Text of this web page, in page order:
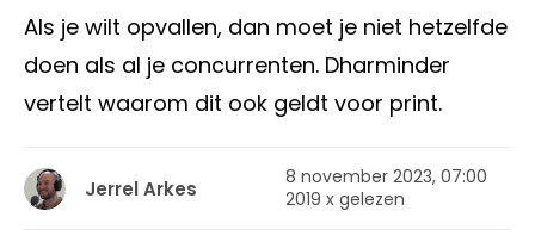
Als je wilt opvallen, dan moet je niet hetzelfde
doen als al je concurrenten. Dharminder
vertelt waarom dit ook geldt voor print.
Jerrel Arkes
8 november 2023, 07:00
2019 x gelezen